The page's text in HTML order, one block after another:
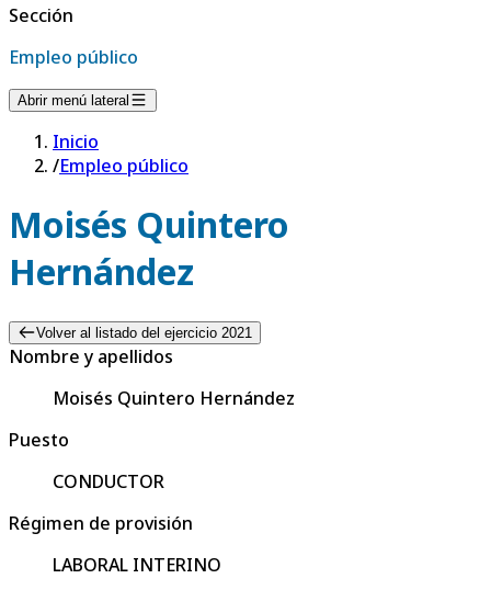
Sección
Empleo público
Abrir menú lateral
Inicio
/Empleo público
Moisés Quintero
Hernández
Volver al listado del ejercicio 2021
Nombre y apellidos
Moisés Quintero Hernández
Puesto
CONDUCTOR
Régimen de provisión
LABORAL INTERINO